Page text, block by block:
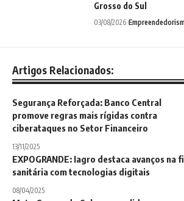
Grosso do Sul
03/08/2026
Artigos Relacionados:
Segurança Reforçada: Banco Central
promove regras mais rígidas contra
ciberataques no Setor Financeiro
13/11/2025
EXPOGRANDE: Iagro destaca avanços na
sanitária com tecnologias digitais
08/04/2025